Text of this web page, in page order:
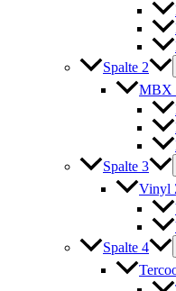
Spalte 2
MBX
Spalte 3
Vinyl
Spalte 4